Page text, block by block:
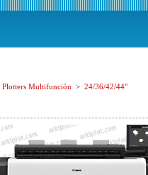
Plotters Multifunción > 24/36/42/44"